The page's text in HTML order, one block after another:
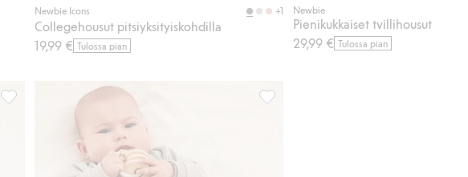
Newbie Icons +1
Collegehousut pitsiyksityiskohdilla
19,99 € Tulossa pian
Newbie
Pienikukkaiset tvillihousut
29,99 € Tulossa pian
Collegehousut kiristysnyörillä, Lisää suosikkeihin